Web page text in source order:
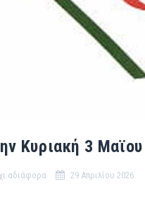
Κυριακή 3
αδιάφορα 29 Απριλίου 2026